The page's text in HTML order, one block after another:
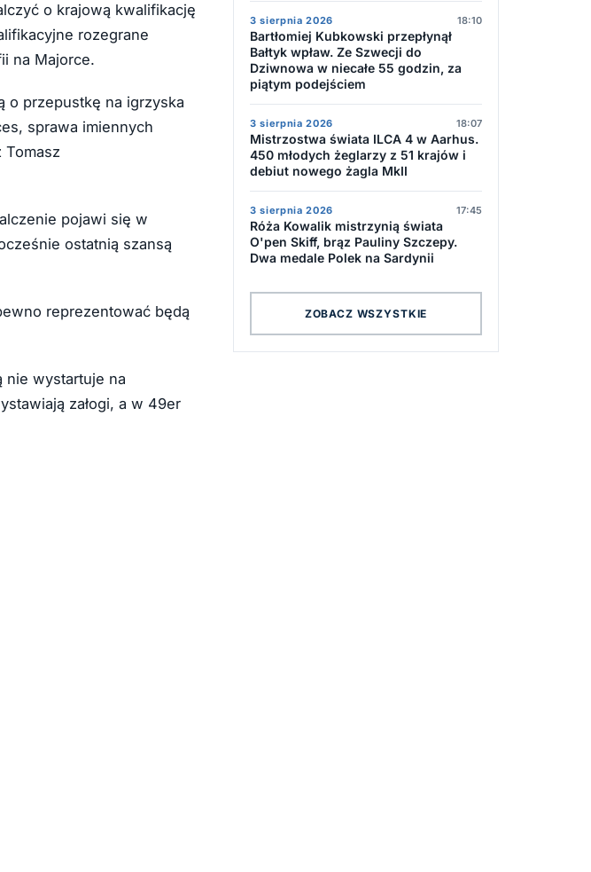
o krajową kwalifikację
rozegrane
na Majorce.
o przepustkę na igrzyska
sprawa imiennych
Tomasz
pojawi się w
ostatnią szansą
reprezentować będą
nie wystartuje na
załogi, a w 49er
3 sierpnia 2026 18:10
Bartłomiej Kubkowski przepłynął
Bałtyk wpław. Ze Szwecji do
Dziwnowa w niecałe 55 godzin, za
piątym podejściem
3 sierpnia 2026 18:07
Mistrzostwa świata ILCA 4 w Aarhus.
450 młodych żeglarzy z 51 krajów i
debiut nowego żagla MkII
3 sierpnia 2026 17:45
Róża Kowalik mistrzynią świata
O'pen Skiff, brąz Pauliny Szczepy.
Dwa medale Polek na Sardynii
ZOBACZ WSZYSTKIE